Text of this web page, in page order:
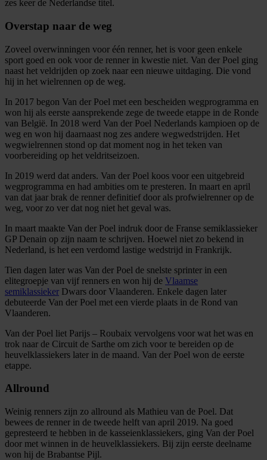
informatie over uw gebruik van onze site met onze
partners voor social media, adverteren en analyse. Deze
partners kunnen deze gegevens combineren met andere
informatie die u aan ze heeft verstrekt of die ze hebben
verzameld op basis van uw gebruik van hun services.
zes keer de Nederlandse titel.
Overstap naar de weg
Zoveel overwinningen voor één renner, het is voor geen enkele
sport goed en ook voor de renner in kwestie niet. Van der Poel ging
naast het veldrijden op zoek naar een nieuwe uitdaging. Die vond
hij in het wielrennen op de weg.
In 2017 begon Van der Poel met een bescheiden wegprogramma en
won hij als eerste aansprekende zege de tweede etappe in de Ronde
van België. In 2018 werd Van der Poel Nederlands kampioen op de
weg en won hij daarnaast nog zes andere wegwedstrijden. Het
wegwielrennen stond op dat moment nog in het teken van
voorbereiding op het veldritseizoen.
In 2019 werd dat anders. Van der Poel koos voor een uitgebreid
wegprogramma en had ambities om te presteren. In maart en april
van dat jaar brak de renner definitief door als profwielrenner op de
weg, voor zo ver dat nog niet het geval was.
In maart maakte Van der Poel indruk door de Franse semiklassieker
GP Denain op zijn naam te schrijven. Hoewel niet zo bekend in
Nederland, is het een verdomd lastige wedstrijd in Frankrijk.
Tien dagen later was Van der Poel de snelste sprinter in een
elitegroepje van vijf renners en won hij de Vlaamse
semiklassieker Dwars door Vlaanderen. Enkele dagen later
debuteerde Van der Poel met een vierde plaats in de Rond van
Vlaanderen.
Van der Poel liet Parijs – Roubaix vervolgens voor wat het was en
trok naar de Circuit de Sarthe om zich voor te bereiden op de
heuvelklassiekers later in de maand. Van der Poel won de eerste
etappe.
Allround
Weinig renners zijn zo allround als Mathieu van de Poel. Dat
bewees de renner in de tweede helft van april 2019. Na goed
gepresteerd te hebben in de kasseienklassiekers, ging Van der Poel
door met winnen in de heuvelklassiekers. Bij zijn eerste deelname
won hij de Brabantse Pijl.